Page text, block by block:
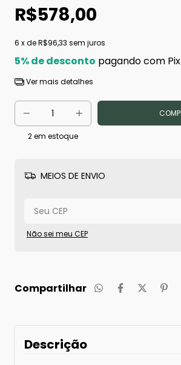
R$578,00
6 x deR$96,33 sem juros
5% de desconto pagando com Pix
Ver mais detalhes
2em estoque
MEIOS DE ENVIO
Não sei meu CEP
Compartilhar
Descrição